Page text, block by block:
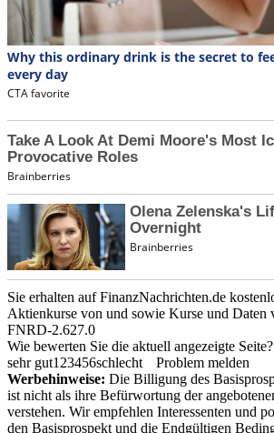
Sie erhalten auf FinanzNachrichten.de
Aktienkurse von und sowie Kurse und Daten
FNRD-2.627.0
Wie bewerten Sie die aktuell angezeigte Seite?
sehr gut1 23456schlecht
Problem melden
Werbehinweise: Die Billigung des
ist nicht als ihre Befürwortung der
verstehen. Wir empfehlen Interessenten und
den Basisprospekt und die Endgültigen